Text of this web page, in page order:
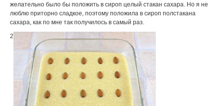
желательно было бы положить в сироп целый стакан сахара. Но я не
люблю приторно сладкое, поэтому положила в сироп полстакана
сахара, как по мне так получилось в самый раз.
2